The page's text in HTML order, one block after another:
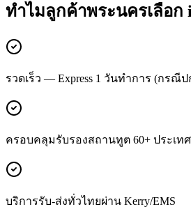
ทำไมลูกค้าพระนครเลือก
รวดเร็ว — Express 1 วันทำการ (กรณีป
ครอบคลุมรับรองสถานทูต 60+ ประเทศ
บริการรับ-ส่งทั่วไทยผ่าน Kerry/EMS